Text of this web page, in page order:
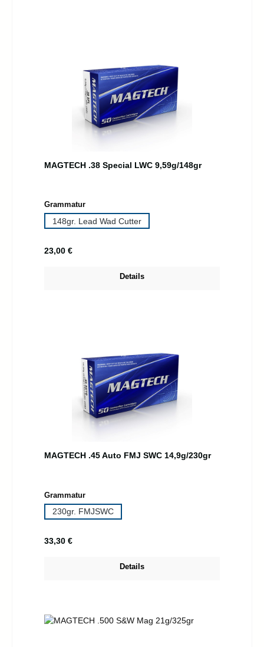
MAGTECH .38 Special LWC 9,59g/148gr
Grammaturauswählen
148gr. Lead Wad Cutter
Regulärer Preis:
23,00 €
Details
MAGTECH .45 Auto FMJ SWC 14,9g/230gr
Grammaturauswählen
230gr. FMJSWC
Regulärer Preis:
33,30 €
Details